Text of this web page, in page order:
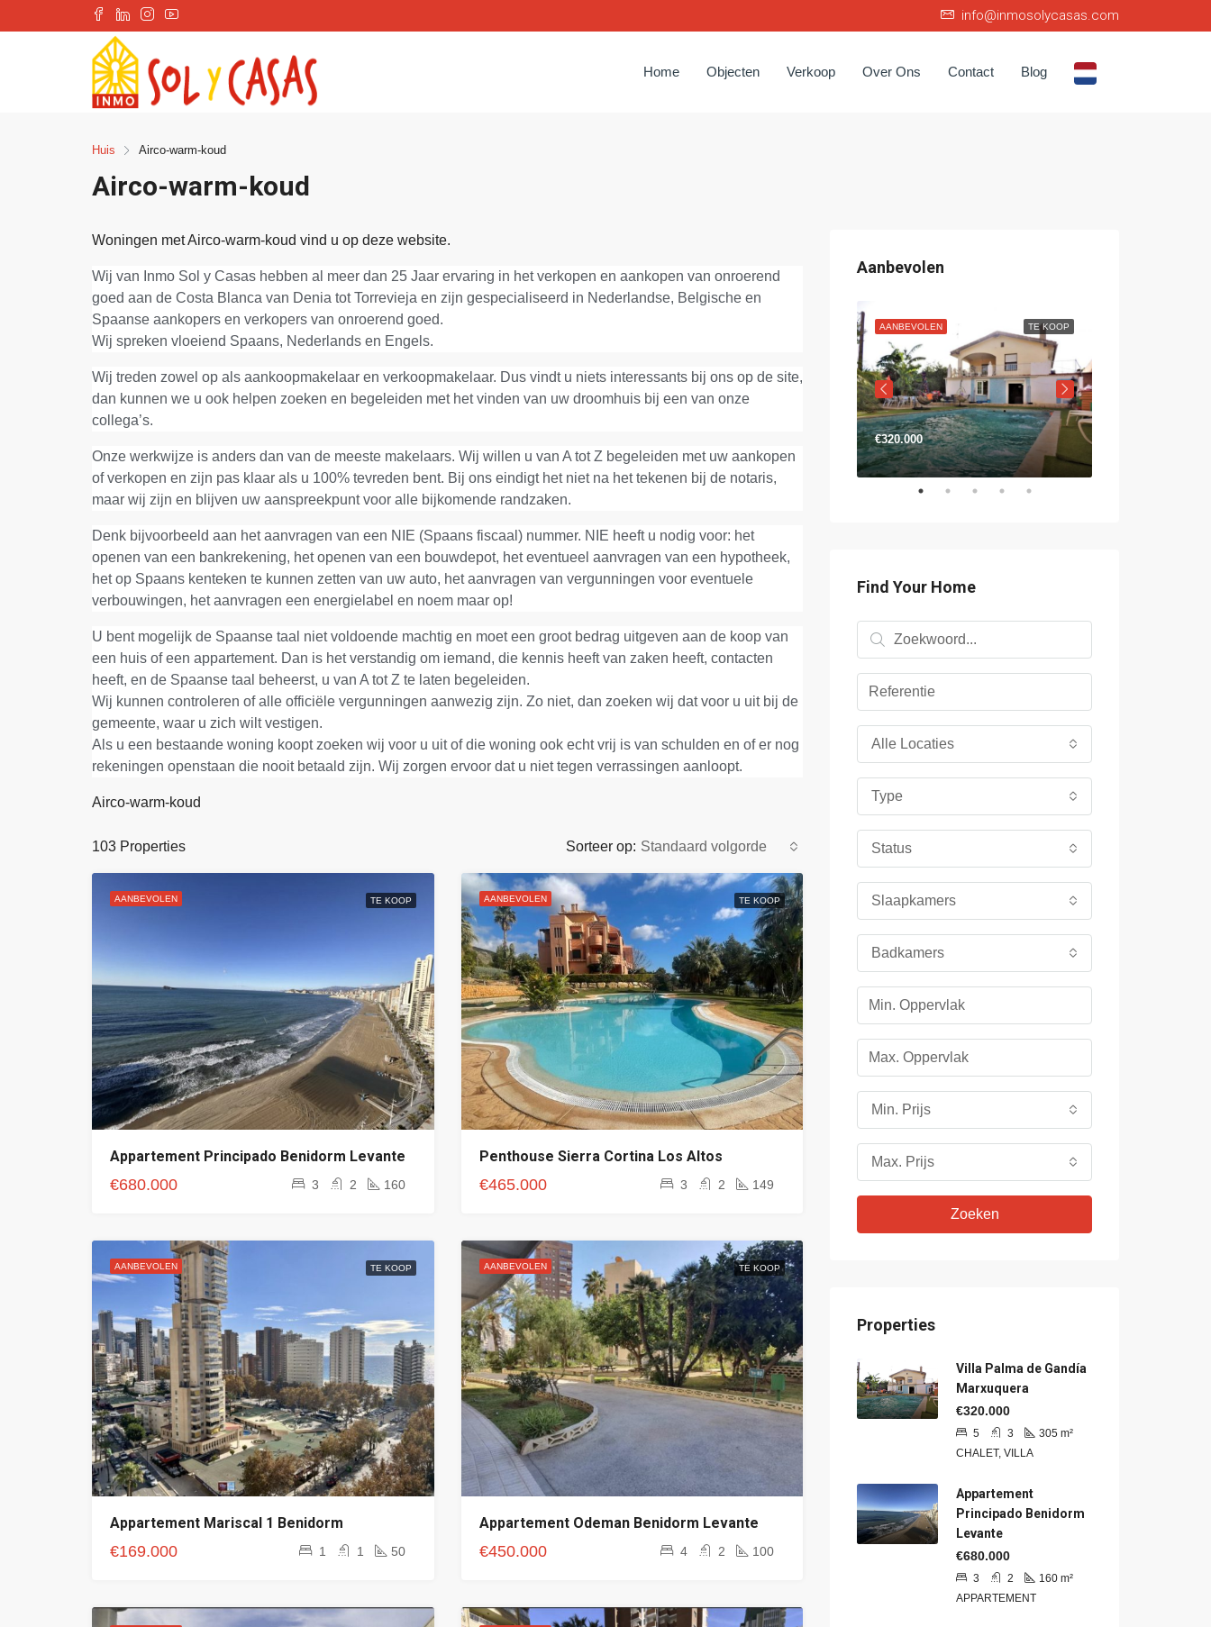
info@inmosolycasas.com
Home Objecten Verkoop Over Ons Contact Blog
Huis Airco-warm-koud
Airco-warm-koud
Woningen met Airco-warm-koud vind u op deze website.
Wij van Inmo Sol y Casas hebben al meer dan 25 Jaar ervaring in het verkopen en aankopen van onroerend
goed aan de Costa Blanca van Denia tot Torrevieja en zijn gespecialiseerd in Nederlandse, Belgische en
Spaanse aankopers en verkopers van onroerend goed.
Wij spreken vloeiend Spaans, Nederlands en Engels.
Wij treden zowel op als aankoopmakelaar en verkoopmakelaar. Dus vindt u niets interessants bij ons op de site,
dan kunnen we u ook helpen zoeken en begeleiden met het vinden van uw droomhuis bij een van onze
collega’s.
Onze werkwijze is anders dan van de meeste makelaars. Wij willen u van A tot Z begeleiden met uw aankopen
of verkopen en zijn pas klaar als u 100% tevreden bent. Bij ons eindigt het niet na het tekenen bij de notaris,
maar wij zijn en blijven uw aanspreekpunt voor alle bijkomende randzaken.
Denk bijvoorbeeld aan het aanvragen van een NIE (Spaans fiscaal) nummer. NIE heeft u nodig voor: het
openen van een bankrekening, het openen van een bouwdepot, het eventueel aanvragen van een hypotheek,
het op Spaans kenteken te kunnen zetten van uw auto, het aanvragen van vergunningen voor eventuele
verbouwingen, het aanvragen een energielabel en noem maar op!
U bent mogelijk de Spaanse taal niet voldoende machtig en moet een groot bedrag uitgeven aan de koop van
een huis of een appartement. Dan is het verstandig om iemand, die kennis heeft van zaken heeft, contacten
heeft, en de Spaanse taal beheerst, u van A tot Z te laten begeleiden.
Wij kunnen controleren of alle officiële vergunningen aanwezig zijn. Zo niet, dan zoeken wij dat voor u uit bij de
gemeente, waar u zich wilt vestigen.
Als u een bestaande woning koopt zoeken wij voor u uit of die woning ook echt vrij is van schulden en of er nog
rekeningen openstaan die nooit betaald zijn. Wij zorgen ervoor dat u niet tegen verrassingen aanloopt.
Airco-warm-koud
103 Properties Sorteer op: Standaard volgorde
AANBEVOLEN TE KOOP
Appartement Principado Benidorm Levante
€680.000 3 2 160
AANBEVOLEN TE KOOP
Penthouse Sierra Cortina Los Altos
€465.000 3 2 149
AANBEVOLEN TE KOOP
Appartement Mariscal 1 Benidorm
€169.000 1 1 50
AANBEVOLEN TE KOOP
Appartement Odeman Benidorm Levante
€450.000 4 2 100
Aanbevolen
TE KOOP
AANBEVOLEN
€320.000
Find Your Home
Alle Locaties
Type
Status
Slaapkamers
Badkamers
Min. Prijs
Max. Prijs
Zoeken
Properties
Villa Palma de Gandía
Marxuquera
€320.000
5 3 305 m²
CHALET, VILLA
Appartement
Principado Benidorm
Levante
€680.000
3 2 160 m²
APPARTEMENT